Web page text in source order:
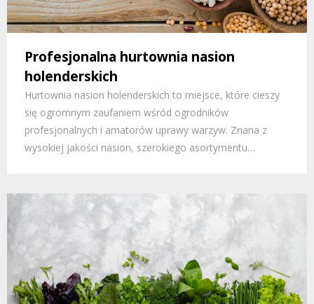
Profesjonalna hurtownia nasion
holenderskich
Hurtownia nasion holenderskich to miejsce, które cieszy
się ogromnym zaufaniem wśród ogrodników
profesjonalnych i amatorów uprawy warzyw. Znana z
wysokiej jakości nasion, szerokiego asortymentu…